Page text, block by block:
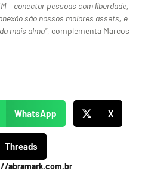
– conectar pessoas com liberdade,
são nossos maiores assets, e
mais alma”, complementa Marcos
WhatsApp X
Threads
abramark.com.br